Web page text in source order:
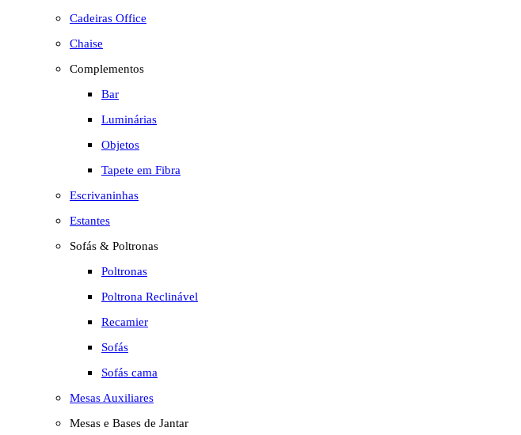
Cadeiras Office
Chaise
Complementos
Bar
Luminárias
Objetos
Tapete em Fibra
Escrivaninhas
Estantes
Sofás & Poltronas
Poltronas
Poltrona Reclinável
Recamier
Sofás
Sofás cama
Mesas Auxiliares
Mesas e Bases de Jantar